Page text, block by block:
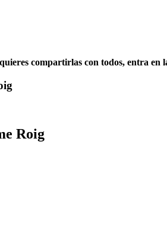
compartirlas con todos, entra en
Roig